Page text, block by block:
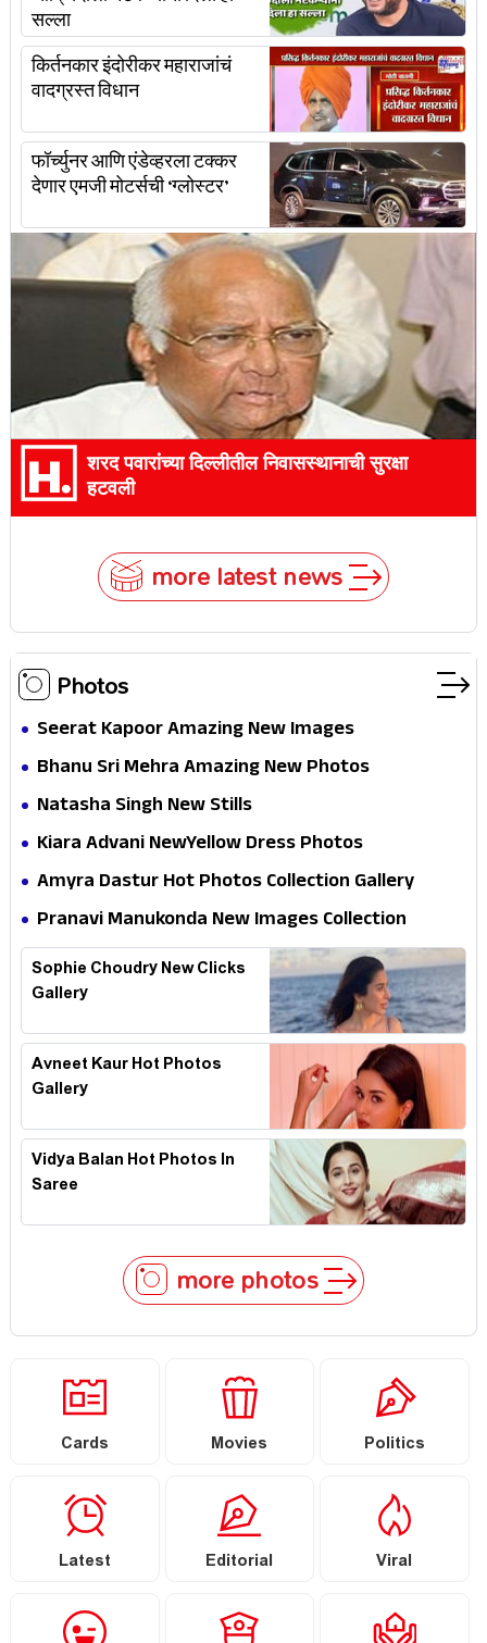
सल्ला
किर्तनकार इंदोरीकर महाराजांचं
वादग्रस्त विधान
फॉर्च्युनर आणि एंडेव्हरला टक्कर
देणार एमजी मोटर्सची ‘ग्लोस्टर’
शरद पवारांच्या दिल्लीतील निवासस्थानाची सुरक्षा
हटवली
more latest news
Photos
Seerat Kapoor Amazing New Images
Bhanu Sri Mehra Amazing New Photos
Natasha Singh New Stills
Kiara Advani NewYellow Dress Photos
Amyra Dastur Hot Photos Collection Gallery
Pranavi Manukonda New Images Collection
Sophie Choudry New Clicks
Gallery
Avneet Kaur Hot Photos
Gallery
Vidya Balan Hot Photos In
Saree
more photos
Cards Movies Politics
Latest Editorial Viral